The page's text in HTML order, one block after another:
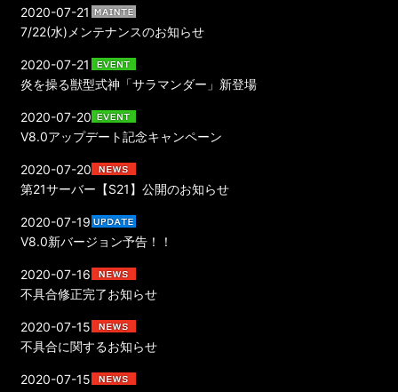
7/22(水)メンテナンスのお知らせ
2020-07-21
炎を操る獣型式神「サラマンダー」新登場
2020-07-21
V8.0アップデート記念キャンペーン
2020-07-20
第21サーバー【S21】公開のお知らせ
2020-07-20
V8.0新バージョン予告！！
2020-07-19
不具合修正完了お知らせ
2020-07-16
不具合に関するお知らせ
2020-07-15
2020-07-15